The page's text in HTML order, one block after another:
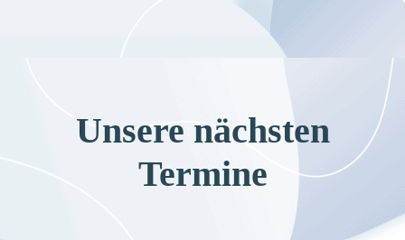
Unsere nächsten
Termine